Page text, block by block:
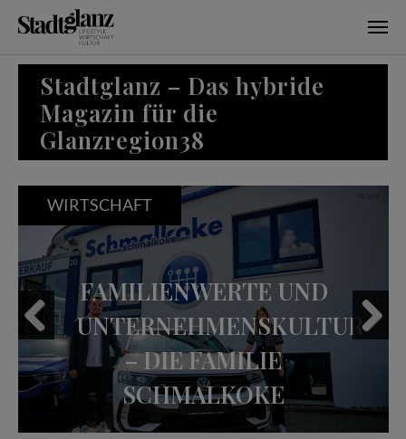
Skip to main content
Stadtglanz – Das hybride
Magazin für die
Glanzregion38
WIRTSCHAFT
FAMILIENWERTE UND
UNTERNEHMENSKULTUR
– DIE FAMILIE
SCHMALKOKE
Previous